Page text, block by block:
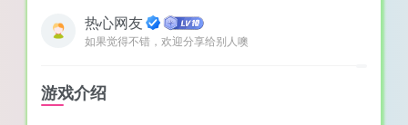
热心网友
如果觉得不错，欢迎分享给别人噢
游戏介绍